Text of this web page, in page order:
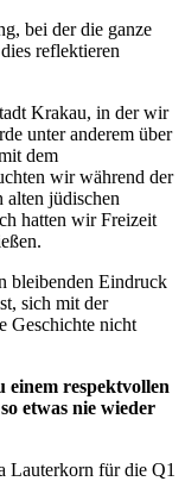
bei der die ganze
reflektieren
Krakau, in der wir
unter anderem über
dem
wir während der
alten jüdischen
hatten wir Freizeit
bleibenden Eindruck
sich mit der
Geschichte nicht
respektvollen
etwas nie wieder
Lauterkorn für die Q1